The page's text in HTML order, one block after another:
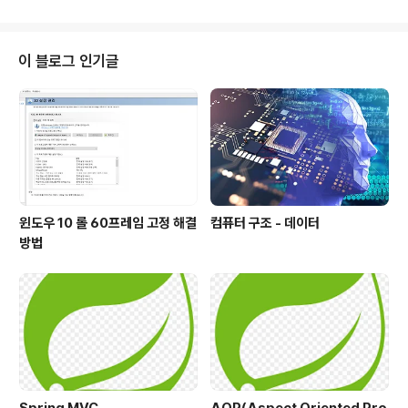
간 복잡도에서 말하겠지만, 벨만포드 알고리즘은 일반적으
로 다익스트라 알고리즘보다 더 시간이 오래 걸리는 탐색
방법인데 굳이 이 방법을 써야할까 ?? 우선 벨만포드의 특
징 부터 살펴보자 먼저 다익스트라와 마찬가지로 시작점이
존재한다. 하지만 벨만포드의 가장 중요한 포인트는 가중
치가 0보다 작을 수 있다는 점이다. 음의 ..
이 블로그 인기글
윈도우 10 롤 60프레임 고정 해결
방법
컴퓨터 구조 - 데이터